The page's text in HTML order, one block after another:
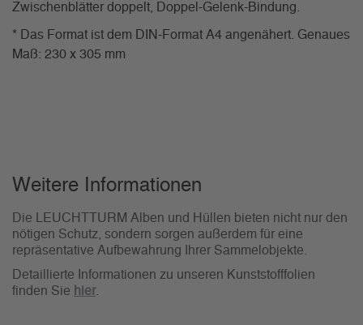
Zwischenblätter doppelt, Doppel-Gelenk-Bindung.
* Das Format ist dem DIN-Format A4 angenähert. Genaues
Maß: 230 x 305 mm
Weitere Informationen
Die LEUCHTTURM Alben und Hüllen bieten nicht nur den
nötigen Schutz, sondern sorgen außerdem für eine
repräsentative Aufbewahrung Ihrer Sammelobjekte.
Detaillierte Informationen zu unseren Kunststofffolien
finden Sie hier.